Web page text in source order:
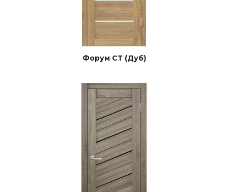
Форум СТ (Дуб)